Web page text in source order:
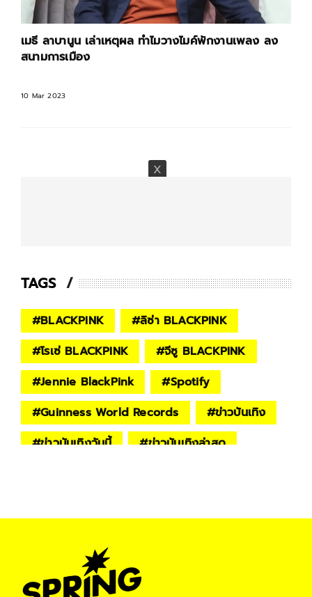
เมธี ลาบานูน เล่าเหตุผล ทำไมวางไมค์พักงานเพลง ลง
สนามการเมือง
10 Mar 2023
TAGS
#BLACKPINK #ลิซ่า BLACKPINK
#โรเซ่ BLACKPINK #จีซู BLACKPINK
#Jennie BlackPink #Spotify
#Guinness World Records #ข่าวบันเทิง
#ข่าวบันเทิงวันนี้ #ข่าวบันเทิงล่าสุด